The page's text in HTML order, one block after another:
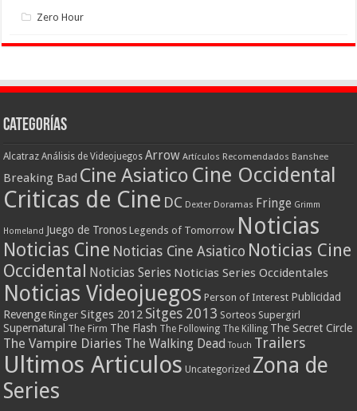
Zero Hour
Categorías
Alcatraz Análisis de Videojuegos Arrow Artículos Recomendados Banshee
Breaking Bad Cine Asiatico Cine Occidental
Criticas de Cine DC Dexter Doramas Fringe Grimm
Homeland Juego de Tronos Legends of Tomorrow Noticias
Noticias Cine Noticias Cine Asiatico Noticias Cine
Occidental Noticias Series Noticias Series Occidentales
Noticias Videojuegos Person of Interest Publicidad
Revenge Ringer Sitges 2012 Sitges 2013 Sorteos Supergirl
Supernatural The Firm The Flash The Following The Killing The Secret Circle
The Vampire Diaries The Walking Dead Touch Trailers
Ultimos Articulos Uncategorized Zona de
Series